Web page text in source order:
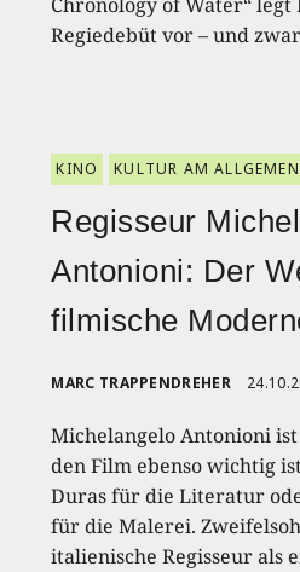
Chronology of Water“
Regiedebüt vor – und
KINO KULTUR AM
Regisseur
Antonioni: Der
filmische
MARC TRAPPENDREHER
Michelangelo Antonioni
den Film ebenso wichtig
Duras für die Literatur
für die Malerei.
italienische Regisseur als